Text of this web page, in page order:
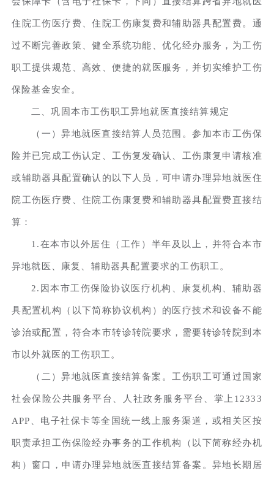
住院工伤医疗费、住院工伤康复费和辅助器具配置费。通
过不断完善政策、健全系统功能、优化经办服务，为工伤
职工提供规范、高效、便捷的就医服务，并切实维护工伤
保险基金安全。
二、巩固本市工伤职工异地就医直接结算规定
（一）异地就医直接结算人员范围。参加本市工伤保
险并已完成工伤认定、工伤复发确认、工伤康复申请核准
或辅助器具配置确认的以下人员，可申请办理异地就医住
院工伤医疗费、住院工伤康复费和辅助器具配置费直接结
算：
1.在本市以外居住（工作）半年及以上，并符合本市
异地就医、康复、辅助器具配置要求的工伤职工。
2.因本市工伤保险协议医疗机构、康复机构、辅助器
具配置机构（以下简称协议机构）的医疗技术和设备不能
诊治或配置，符合本市转诊转院要求，需要转诊转院到本
市以外就医的工伤职工。
（二）异地就医直接结算备案。工伤职工可通过国家
社会保险公共服务平台、人社政务服务平台、掌上12333
APP、电子社保卡等全国统一线上服务渠道，或相关区按
职责承担工伤保险经办事务的工作机构（以下简称经办机
构）窗口，申请办理异地就医直接结算备案。异地长期居